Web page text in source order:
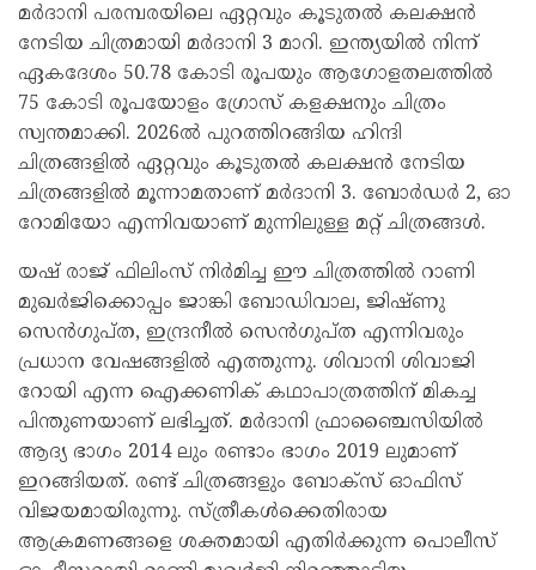
മർദാനി പരമ്പരയിലെ ഏറ്റവും കൂടുതൽ കലക്ഷൻ
നേടിയ ചിത്രമായി മർദാനി 3 മാറി. ഇന്ത്യയിൽ നിന്ന്
ഏകദേശം 50.78 കോടി രൂപയും ആഗോളതലത്തിൽ
75 കോടി രൂപയോളം ഗ്രോസ് കളക്ഷനും ചിത്രം
സ്വന്തമാക്കി. 2026ൽ പുറത്തിറങ്ങിയ ഹിന്ദി
ചിത്രങ്ങളിൽ ഏറ്റവും കൂടുതൽ കലക്ഷൻ നേടിയ
ചിത്രങ്ങളിൽ മൂന്നാമതാണ് മർദാനി 3. ബോർഡർ 2, ഓ
റോമിയോ എന്നിവയാണ് മുന്നിലുള്ള മറ്റ് ചിത്രങ്ങൾ.
യഷ് രാജ് ഫിലിംസ് നിർമിച്ച ഈ ചിത്രത്തിൽ റാണി
മുഖർജിക്കൊപ്പം ജാങ്കി ബോഡിവാല, ജിഷ്ണു
സെൻഗുപ്ത, ഇന്ദ്രനീൽ സെൻഗുപ്ത എന്നിവരും
പ്രധാന വേഷങ്ങളിൽ എത്തുന്നു. ശിവാനി ശിവാജി
റോയി എന്ന ഐക്കണിക് കഥാപാത്രത്തിന് മികച്ച
പിന്തുണയാണ് ലഭിച്ചത്. മർദാനി ഫ്രാഞ്ചൈസിയിൽ
ആദ്യ ഭാഗം 2014 ലും രണ്ടാം ഭാഗം 2019 ലുമാണ്
ഇറങ്ങിയത്. രണ്ട് ചിത്രങ്ങളും ബോക്സ് ഓഫിസ്
വിജയമായിരുന്നു. സ്ത്രീകൾക്കെതിരായ
ആക്രമണങ്ങളെ ശക്തമായി എതിർക്കുന്ന പൊലീസ്